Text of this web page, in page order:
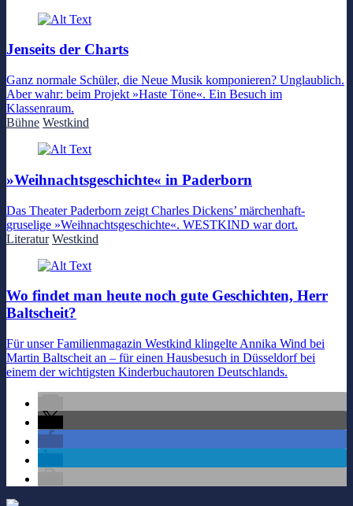
Jenseits der Charts
Ganz normale Schüler, die Neue Musik komponieren? Unglaublich.
Aber wahr: beim Projekt »Haste Töne«. Ein Besuch im
Klassenraum.
Bühne Westkind
»Weihnachtsgeschichte« in Paderborn
Das Theater Paderborn zeigt Charles Dickens’ märchenhaft-
gruselige »Weihnachtsgeschichte«. WESTKIND war dort.
Literatur Westkind
Wo findet man heute noch gute Geschichten, Herr
Baltscheit?
Für unser Familienmagazin Westkind klingelte Annika Wind bei
Martin Baltscheit an – für einen Hausbesuch in Düsseldorf bei
einem der wichtigsten Kinderbuchautoren Deutschlands.